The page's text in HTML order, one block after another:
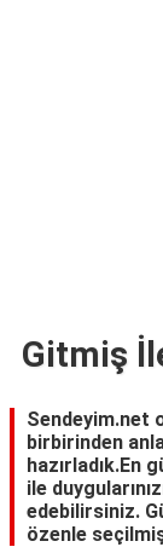
Gitmiş
Sendeyim.net
birbirinden
hazırladık.En
ile
edebilirsiniz.
özenle